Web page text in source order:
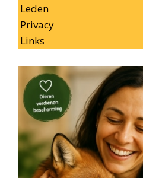
Leden
Privacy
Links